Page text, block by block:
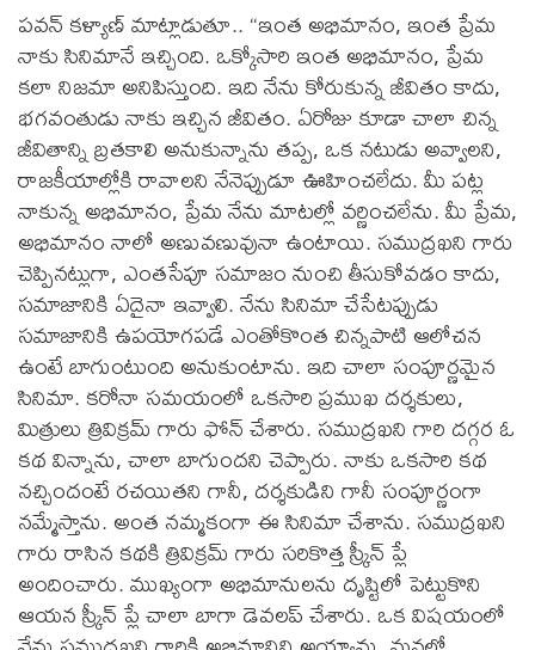
పవన్ కళ్యాణ్ మాట్లాడుతూ.. “ఇంత అభిమానం, ఇంత ప్రేమ
నాకు సినిమానే ఇచ్చింది. ఒక్కోసారి ఇంత అభిమానం, ప్రేమ
కలా నిజమా అనిపిస్తుంది. ఇది నేను కోరుకున్న జీవితం కాదు,
భగవంతుడు నాకు ఇచ్చిన జీవితం. ఏరోజు కూడా చాలా చిన్న
జీవితాన్ని బ్రతకాలి అనుకున్నాను తప్ప, ఒక నటుడు అవ్వాలని,
రాజకీయాల్లోకి రావాలని నేనెప్పుడూ ఊహించలేదు. మీ పట్ల
నాకున్న అభిమానం, ప్రేమ నేను మాటల్లో వర్ణించలేను. మీ ప్రేమ,
అభిమానం నాలో అణువణువునా ఉంటాయి. సముద్రఖని గారు
చెప్పినట్లుగా, ఎంతసేపూ సమాజం నుంచి తీసుకోవడం కాదు,
సమాజానికి ఏదైనా ఇవ్వాలి. నేను సినిమా చేసేటప్పుడు
సమాజానికి ఉపయోగపడే ఎంతోకొంత చిన్నపాటి ఆలోచన
ఉంటే బాగుంటుంది అనుకుంటాను. ఇది చాలా సంపూర్ణమైన
సినిమా. కరోనా సమయంలో ఒకసారి ప్రముఖ దర్శకులు,
మిత్రులు త్రివిక్రమ్ గారు ఫోన్ చేశారు. సముద్రఖని గారి దగ్గర ఓ
కథ విన్నాను, చాలా బాగుందని చెప్పారు. నాకు ఒకసారి కథ
నచ్చిందంటే రచయితని గానీ, దర్శకుడిని గానీ సంపూర్ణంగా
నమ్మేస్తాను. అంత నమ్మకంగా ఈ సినిమా చేశాను. సముద్రఖని
గారు రాసిన కథకి త్రివిక్రమ్ గారు సరికొత్త స్క్రీన్ ప్లే
అందించారు. ముఖ్యంగా అభిమానులను దృష్టిలో పెట్టుకొని
ఆయన స్క్రీన్ ప్లే చాలా బాగా డెవలప్ చేశారు. ఒక విషయంలో